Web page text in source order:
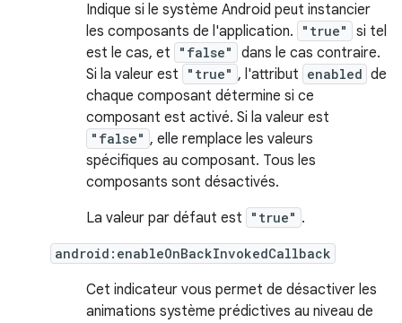
Indique si le système Android peut instancier
les composants de l'application.
"true"
si tel
est le cas, et
"false"
dans le cas contraire.
Si la valeur est
"true" , l'attribut enabled de
chaque composant détermine si ce
composant est activé. Si la valeur est
"false" , elle remplace les valeurs
spécifiques au composant. Tous les
composants sont désactivés.
La valeur par défaut est
"true" .
android:enableOnBackInvokedCallback
Cet indicateur vous permet de désactiver les
animations système prédictives au niveau de